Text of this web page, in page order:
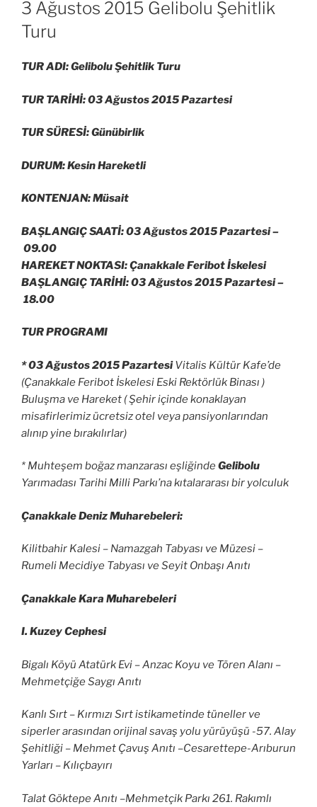
3 Ağustos 2015 Gelibolu Şehitlik
Turu
TUR ADI: Gelibolu Şehitlik Turu
TUR TARİHİ: 03 Ağustos 2015 Pazartesi
TUR SÜRESİ: Günübirlik
DURUM: Kesin Hareketli
KONTENJAN: Müsait
BAŞLANGIÇ SAATİ: 03 Ağustos 2015 Pazartesi –
09.00
HAREKET NOKTASI: Çanakkale Feribot İskelesi
BAŞLANGIÇ TARİHİ: 03 Ağustos 2015 Pazartesi –
18.00
TUR PROGRAMI
* 03 Ağustos 2015 PazartesiVitalis Kültür Kafe’de
(Çanakkale Feribot İskelesi Eski Rektörlük Binası )
Buluşma ve Hareket ( Şehir içinde konaklayan
misafirlerimiz ücretsiz otel veya pansiyonlarından
alınıp yine bırakılırlar)
* Muhteşem boğaz manzarası eşliğindeGelibolu
Yarımadası Tarihi Milli Parkı’na kıtalararası bir yolculuk
Çanakkale Deniz Muharebeleri:
Kilitbahir Kalesi – Namazgah Tabyası ve Müzesi –
Rumeli Mecidiye Tabyası ve Seyit Onbaşı Anıtı
Çanakkale Kara Muharebeleri
I. Kuzey Cephesi
Bigalı Köyü Atatürk Evi – Anzac Koyu ve Tören Alanı –
Mehmetçiğe Saygı Anıtı
Kanlı Sırt – Kırmızı Sırt istikametinde tüneller ve
siperler arasından orijinal savaş yolu yürüyüşü -57. Alay
Şehitliği – Mehmet Çavuş Anıtı –Cesarettepe-Arıburun
Yarları – Kılıçbayırı
Talat Göktepe Anıtı –Mehmetçik Parkı 261. Rakımlı